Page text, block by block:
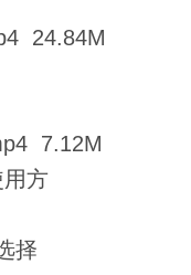
24.84M
7.12M
方
择